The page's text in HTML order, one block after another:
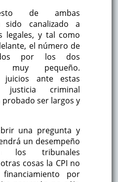
de ambas
sido canalizado a
legales, y tal como
el número de
por los dos
muy pequeño.
juicios ante estas
justicia criminal
ser largos y
una pregunta y
un desempeño
los tribunales
cosas la CPI no
por